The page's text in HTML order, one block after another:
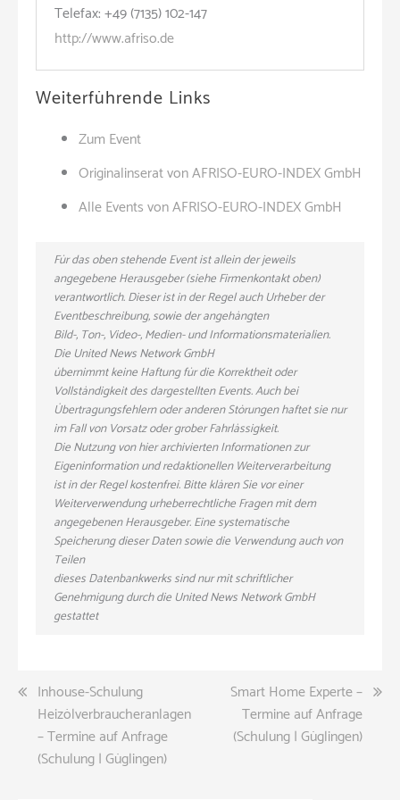
Telefax: +49 (7135) 102-147
http://www.afriso.de
Weiterführende Links
Zum Event
Originalinserat von AFRISO-EURO-INDEX GmbH
Alle Events von AFRISO-EURO-INDEX GmbH
Für das oben stehende Event ist allein der jeweils
angegebene Herausgeber (siehe Firmenkontakt oben)
verantwortlich. Dieser ist in der Regel auch Urheber der
Eventbeschreibung, sowie der angehängten
Bild-, Ton-, Video-, Medien- und Informationsmaterialien.
Die United News Network GmbH
übernimmt keine Haftung für die Korrektheit oder
Vollständigkeit des dargestellten Events. Auch bei
Übertragungsfehlern oder anderen Störungen haftet sie nur
im Fall von Vorsatz oder grober Fahrlässigkeit.
Die Nutzung von hier archivierten Informationen zur
Eigeninformation und redaktionellen Weiterverarbeitung
ist in der Regel kostenfrei. Bitte klären Sie vor einer
Weiterverwendung urheberrechtliche Fragen mit dem
angegebenen Herausgeber. Eine systematische
Speicherung dieser Daten sowie die Verwendung auch von
Teilen
dieses Datenbankwerks sind nur mit schriftlicher
Genehmigung durch die United News Network GmbH
gestattet
Beitragsnavigation
Inhouse-Schulung
Heizölverbraucheranlagen
– Termine auf Anfrage
(Schulung | Güglingen)
Smart Home Experte –
Termine auf Anfrage
(Schulung | Güglingen)